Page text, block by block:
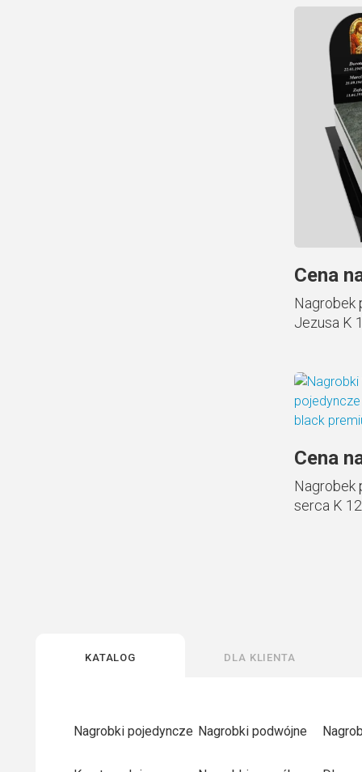
Cena
Nagrobek
Jezusa K
Cena
Nagrobek
serca K
Katalog Dla klienta
Nagrobki pojedyncze Nagrobki podwójne